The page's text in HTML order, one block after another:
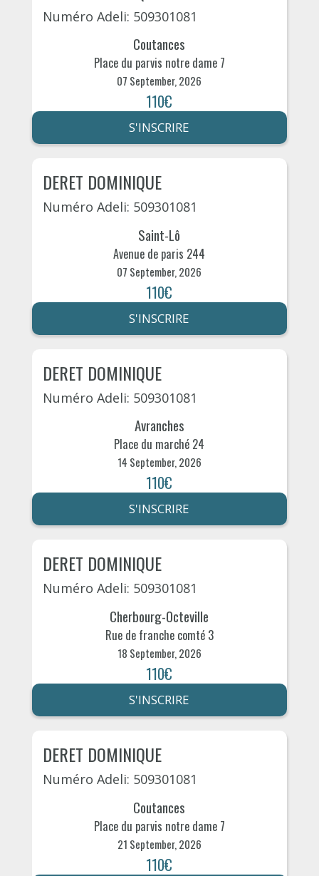
Numéro Adeli: 509301081
Coutances
Place du parvis notre dame 7
07 September, 2026
110€
S'INSCRIRE
DERET DOMINIQUE
Numéro Adeli: 509301081
Saint-Lô
Avenue de paris 244
07 September, 2026
110€
S'INSCRIRE
DERET DOMINIQUE
Numéro Adeli: 509301081
Avranches
Place du marché 24
14 September, 2026
110€
S'INSCRIRE
DERET DOMINIQUE
Numéro Adeli: 509301081
Cherbourg-Octeville
Rue de franche comté 3
18 September, 2026
110€
S'INSCRIRE
DERET DOMINIQUE
Numéro Adeli: 509301081
Coutances
Place du parvis notre dame 7
21 September, 2026
110€